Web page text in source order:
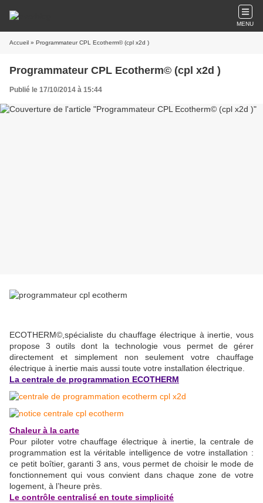
MENU
Accueil » Programmateur CPL Ecotherm© (cpl x2d )
Programmateur CPL Ecotherm© (cpl x2d )
Publié le 17/10/2014 à 15:44
ECOTHERM©,spécialiste du chauffage électrique à inertie, vous
propose 3 outils dont la technologie vous permet de gérer
directement et simplement non seulement votre chauffage
électrique à inertie mais aussi toute votre installation électrique.
La centrale de programmation ECOTHERM
Chaleur à la carte
Pour piloter votre chauffage électrique à inertie, la centrale de
programmation est la véritable intelligence de votre installation :
ce petit boîtier, garanti 3 ans, vous permet de choisir le mode de
fonctionnement qui vous convient dans chaque zone de votre
logement, à l’heure près.
Le contrôle centralisé en toute simplicité